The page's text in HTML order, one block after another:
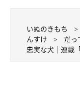
いぬのきもち
んすけ
だっ
忠実な犬｜連載